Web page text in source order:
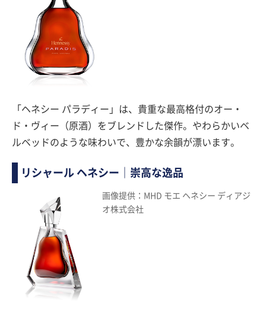
「ヘネシー パラディー」は、貴重な最高格付のオー・
ド・ヴィー（原酒）をブレンドした傑作。やわらかいベ
ルベッドのような味わいで、豊かな余韻が漂います。
リシャール ヘネシー｜崇高な逸品
画像提供：MHD モエ ヘネシー ディアジ
オ株式会社